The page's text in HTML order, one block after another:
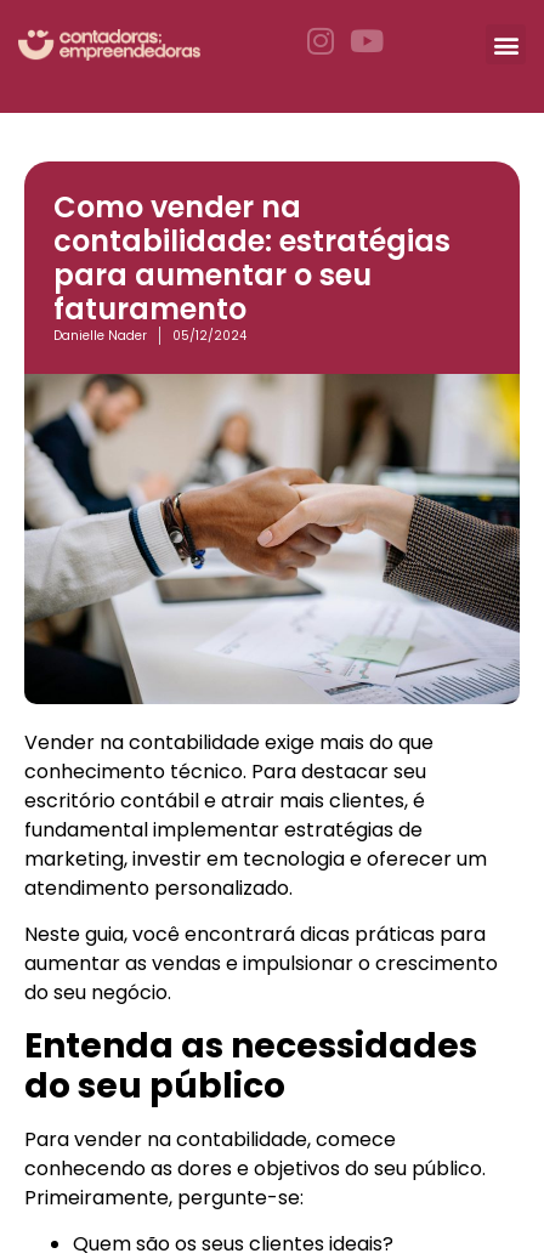
Como vender na
contabilidade: estratégias
para aumentar o seu
faturamento
Danielle Nader 05/12/2024
Vender na contabilidade exige mais do que
conhecimento técnico. Para destacar seu
escritório contábil e atrair mais clientes, é
fundamental implementar estratégias de
marketing, investir em tecnologia e oferecer um
atendimento personalizado.
Neste guia, você encontrará dicas práticas para
aumentar as vendas e impulsionar o crescimento
do seu negócio.
Entenda as necessidades
do seu público
Para vender na contabilidade, comece
conhecendo as dores e objetivos do seu público.
Primeiramente, pergunte-se:
Quem são os seus clientes ideais?